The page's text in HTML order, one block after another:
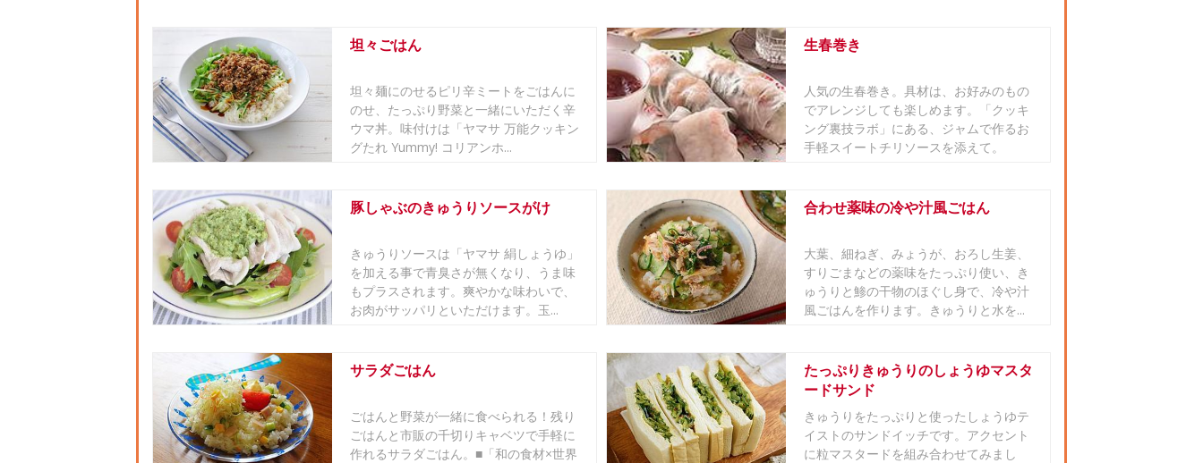
坦々ごはん
坦々麺にのせるピリ辛ミートをごはんに
のせ、たっぷり野菜と一緒にいただく辛
ウマ丼。味付けは「ヤマサ 万能クッキン
グたれ Yummy! コリアンホ...
生春巻き
人気の生春巻き。具材は、お好みのもの
でアレンジしても楽しめます。「クッキ
ング裏技ラボ」にある、ジャムで作るお
手軽スイートチリソースを添えて。
豚しゃぶのきゅうりソースがけ
きゅうりソースは「ヤマサ 絹しょうゆ」
を加える事で青臭さが無くなり、うま味
もプラスされます。爽やかな味わいで、
お肉がサッパリといただけます。玉...
合わせ薬味の冷や汁風ごはん
大葉、細ねぎ、みょうが、おろし生姜、
すりごまなどの薬味をたっぷり使い、き
ゅうりと鯵の干物のほぐし身で、冷や汁
風ごはんを作ります。きゅうりと水を...
サラダごはん
ごはんと野菜が一緒に食べられる！残り
ごはんと市販の千切りキャベツで手軽に
作れるサラダごはん。■「和の食材×世界
たっぷりきゅうりのしょうゆマスタ
ードサンド
きゅうりをたっぷりと使ったしょうゆテ
イストのサンドイッチです。アクセント
に粒マスタードを組み合わせてみまし